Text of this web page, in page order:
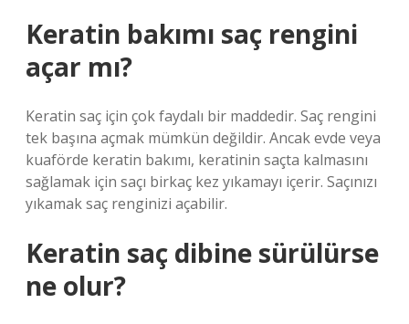
Keratin bakımı saç rengini
açar mı?
Keratin saç için çok faydalı bir maddedir. Saç rengini
tek başına açmak mümkün değildir. Ancak evde veya
kuaförde keratin bakımı, keratinin saçta kalmasını
sağlamak için saçı birkaç kez yıkamayı içerir. Saçınızı
yıkamak saç renginizi açabilir.
Keratin saç dibine sürülürse
ne olur?